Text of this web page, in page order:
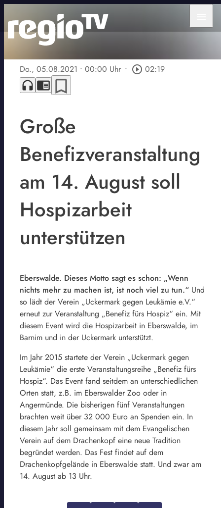
Do., 05.08.2021 • 00:00 Uhr • play_circle_outline 02:19
headphones chrome_reader_mode bookmark_border
Große
Benefizveranstaltung
am 14. August soll
Hospizarbeit
unterstützen
Eberswalde. Dieses Motto sagt es schon: „Wenn
nichts mehr zu machen ist, ist noch viel zu tun.“ Und
so lädt der Verein „Uckermark gegen Leukämie e.V.“
erneut zur Veranstaltung „Benefiz fürs Hospiz“ ein. Mit
diesem Event wird die Hospizarbeit in Eberswalde, im
Barnim und in der Uckermark unterstützt.
Im Jahr 2015 startete der Verein „Uckermark gegen
Leukämie“ die erste Veranstaltungsreihe „Benefiz fürs
Hospiz“. Das Event fand seitdem an unterschiedlichen
Orten statt, z.B. im Eberswalder Zoo oder in
Angermünde. Die bisherigen fünf Veranstaltungen
brachten weit über 32 000 Euro an Spenden ein. In
diesem Jahr soll gemeinsam mit dem Evangelischen
Verein auf dem Drachenkopf eine neue Tradition
begründet werden. Das Fest findet auf dem
Drachenkopfgelände in Eberswalde statt. Und zwar am
14. August ab 13 Uhr.